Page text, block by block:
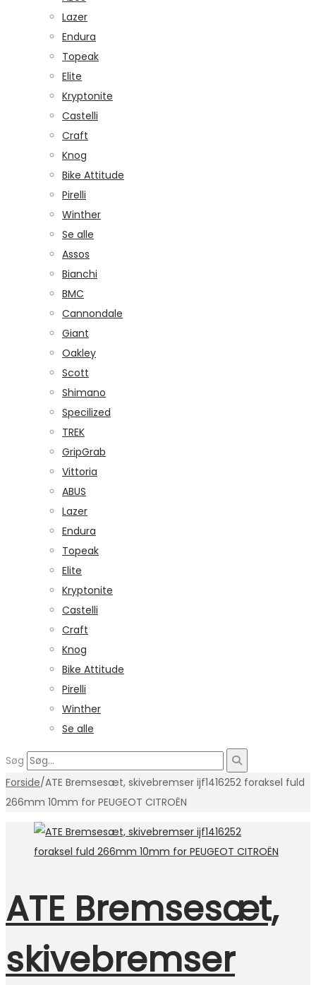
Lazer
Endura
Topeak
Elite
Kryptonite
Castelli
Craft
Knog
Bike Attitude
Pirelli
Winther
Se alle
Assos
Bianchi
BMC
Cannondale
Giant
Oakley
Scott
Shimano
Specilized
TREK
GripGrab
Vittoria
ABUS
Lazer
Endura
Topeak
Elite
Kryptonite
Castelli
Craft
Knog
Bike Attitude
Pirelli
Winther
Se alle
Søg
Forside/ATE Bremsesæt, skivebremser ijf1416252 foraksel fuld
266mm 10mm for PEUGEOT CITROËN
ATE Bremsesæt,
skivebremser